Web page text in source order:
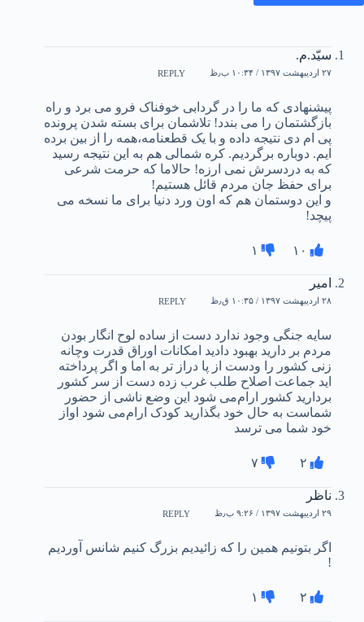
سیّد.م.
۲۷ اردیبهشت ۱۳۹۷ / ۱۰:۳۴ ب٫ظ REPLY
پیشنهادی که ما را در گردابی خوفناک فرو می برد و راه
بازگشتمان را می بندد! تلاشمان برای بسته شدن پرونده
پی ام دی نتیجه داده و با یک قطعنامه،همه را از بین برده
ایم. دوباره برگردیم. کره شمالی هم به این نتیجه رسید
که به دردسرش نمی ارزه! حالاما که حرمت شرعی
برای حفظ جان مردم قائل هستیم!
و این دوستمان هم که اون ورد دنیا برای ما نسخه می
پیچد!
۱۰ ۱
امیر
۲۸ اردیبهشت ۱۳۹۷ / ۱۰:۳۵ ق٫ظ REPLY
سایه جنگی وجود ندارد دست از ساده لوح انگار بودن
مردم بر دارید بهبود دادید امکانات ‌اوراق قدرت و‌چانه
زنی کشور را و‌دست از پا دراز تر به اما و اگر پرداخته
اید جماعت اصلاح طلب غرب زده دست از سر کشور
بردارید کشور ارام‌می شود این وضع ناشی از حضور
شماست به حال خود بگذارید کودک ارام‌می شود او‌از
خود شما می ترسد
۲ ۷
ناظر
۲۹ اردیبهشت ۱۳۹۷ / ۹:۲۶ ب٫ظ REPLY
اگر بتونیم همین را که زائیدیم بزرگ کنیم شانس آوردیم
!
۲ ۱